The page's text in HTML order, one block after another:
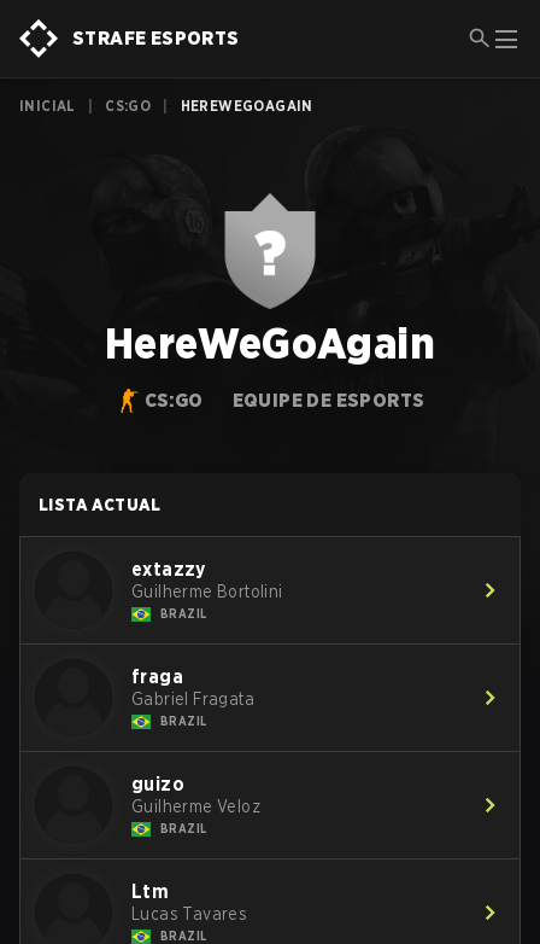
STRAFE ESPORTS
INICIAL CS:GO HEREWEGOAGAIN
HereWeGoAgain
CS:GO EQUIPE DE ESPORTS
LISTA ACTUAL
extazzy
Guilherme Bortolini
BRAZIL
fraga
Gabriel Fragata
BRAZIL
guizo
Guilherme Veloz
BRAZIL
Ltm
Lucas Tavares
BRAZIL